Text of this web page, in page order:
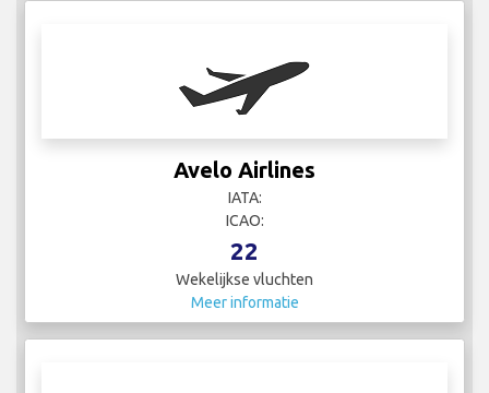
Avelo Airlines
IATA:
ICAO:
22
Wekelijkse vluchten
Meer informatie